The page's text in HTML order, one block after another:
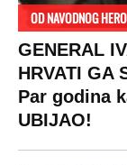
tako: "Ti si